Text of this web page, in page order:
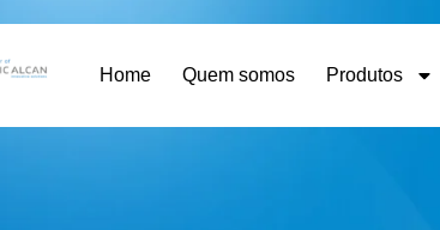
Home Quem somos Produtos